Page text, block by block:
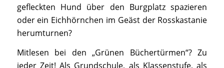
gefleckten Hund über den Burgplatz spazieren
oder ein Eichhörnchen im Geäst der Rosskastanie
herumturnen?
Mitlesen bei den „Grünen Büchertürmen“? Zu
jeder Zeit! Als Grundschule, als Klassenstufe, als